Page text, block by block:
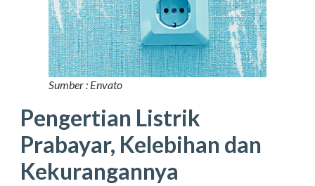
Sumber : Envato
Pengertian Listrik
Prabayar, Kelebihan dan
Kekurangannya